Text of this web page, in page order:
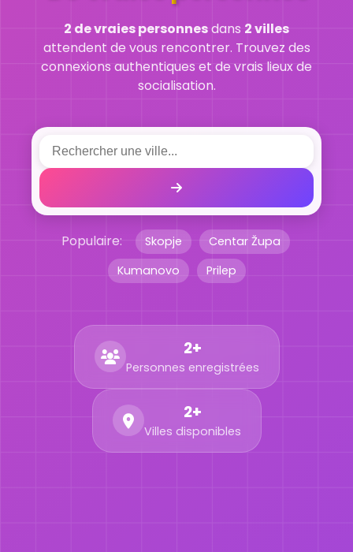
2 de vraies personnesdans 2 villes
attendent de vous rencontrer. Trouvez des
connexions authentiques et de vrais lieux de
socialisation.
Populaire: Skopje
Centar Župa
Kumanovo
Prilep
2+
Personnes enregistrées
2+
Villes disponibles